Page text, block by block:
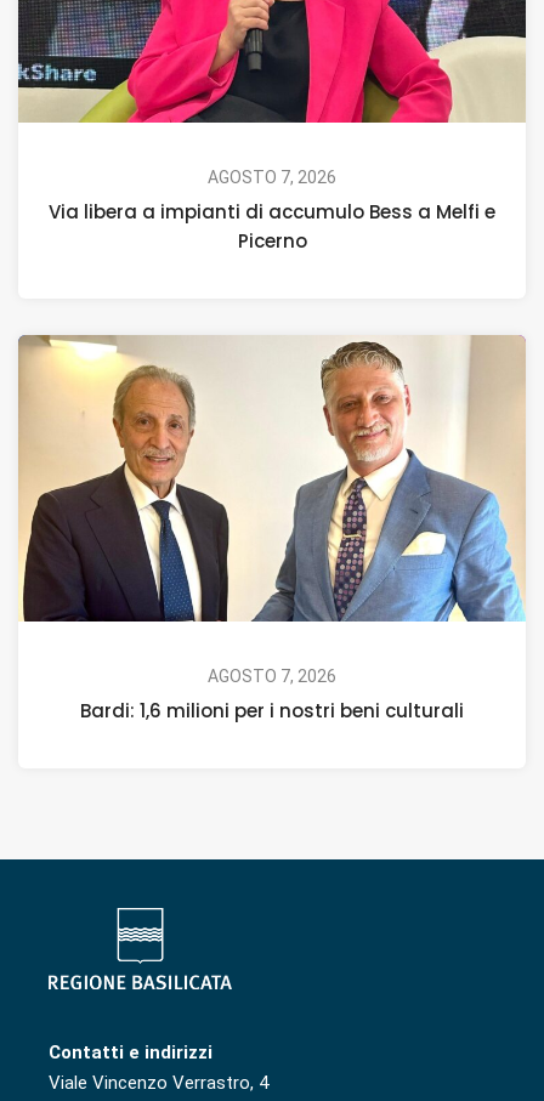
AGOSTO 7, 2026
Via libera a impianti di accumulo Bess a Melfi e
Picerno
AGOSTO 7, 2026
Bardi: 1,6 milioni per i nostri beni culturali
Contatti e indirizzi
Viale Vincenzo Verrastro, 4